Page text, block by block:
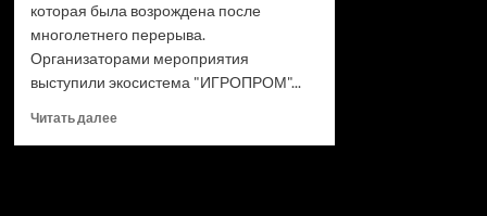
которая была возрождена после
многолетнего перерыва.
Организаторами мероприятия
выступили экосистема "ИГРОПРОМ"...
Читать далееПрочитать